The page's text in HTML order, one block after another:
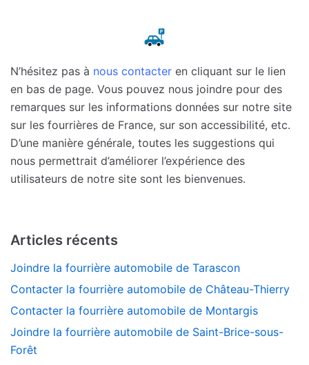
N’hésitez pas à nous contacter en cliquant sur le lien
en bas de page. Vous pouvez nous joindre pour des
remarques sur les informations données sur notre site
sur les fourrières de France, sur son accessibilité, etc.
D’une manière générale, toutes les suggestions qui
nous permettrait d’améliorer l’expérience des
utilisateurs de notre site sont les bienvenues.
Articles récents
Joindre la fourrière automobile de Tarascon
Contacter la fourrière automobile de Château-Thierry
Contacter la fourrière automobile de Montargis
Joindre la fourrière automobile de Saint-Brice-sous-
Forêt